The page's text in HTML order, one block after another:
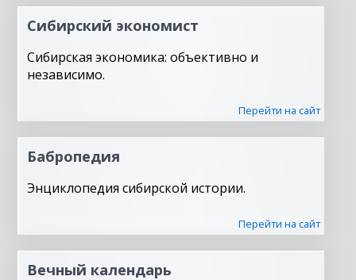
Сибирский экономист
Сибирская экономика: объективно и
независимо.
Перейти на сайт
Бабропедия
Энциклопедия сибирской истории.
Перейти на сайт
Вечный календарь